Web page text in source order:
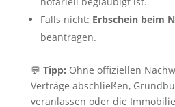
Falls nicht: Erbschein beim
beantragen.
💬 Tipp: Ohne offiziellen
Verträge abschließen,
veranlassen oder die